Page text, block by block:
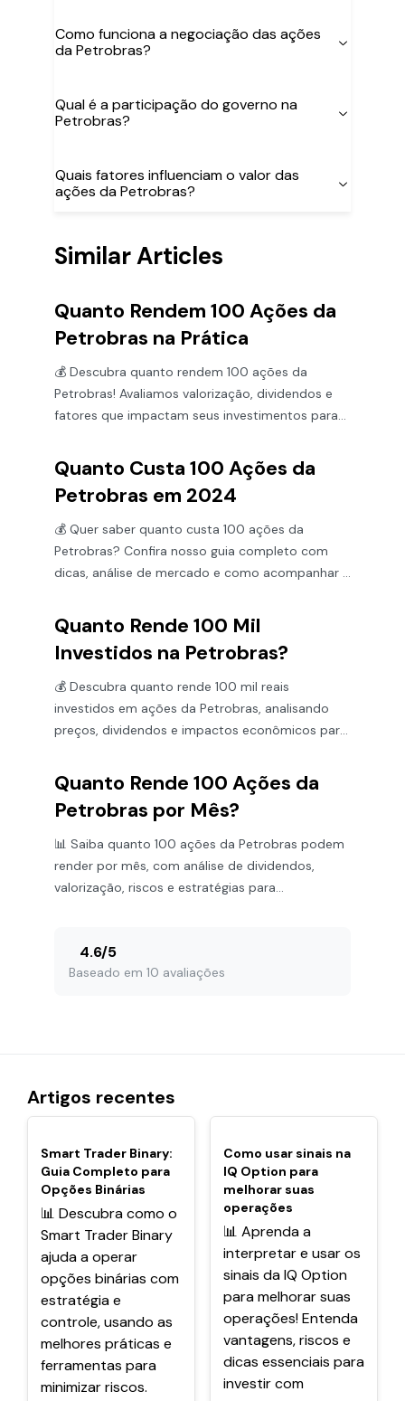
Como funciona a negociação das ações
da Petrobras?
Qual é a participação do governo na
Petrobras?
Quais fatores influenciam o valor das
ações da Petrobras?
Similar Articles
Quanto Rendem 100 Ações da
Petrobras na Prática
💰 Descubra quanto rendem 100 ações da
Petrobras! Avaliamos valorização, dividendos e
fatores que impactam seus investimentos para
Quanto Custa 100 Ações da
Petrobras em 2024
💰 Quer saber quanto custa 100 ações da
Petrobras? Confira nosso guia completo com
dicas, análise de mercado e como acompanhar o
Quanto Rende 100 Mil
Investidos na Petrobras?
💰 Descubra quanto rende 100 mil reais
investidos em ações da Petrobras, analisando
preços, dividendos e impactos econômicos para
Quanto Rende 100 Ações da
Petrobras por Mês?
📊 Saiba quanto 100 ações da Petrobras podem
render por mês, com análise de dividendos,
valorização, riscos e estratégias para
4.6/5
Baseado em 10 avaliações
Artigos recentes
POPULARES
Smart Trader Binary:
Guia Completo para
Opções Binárias
📊 Descubra como o
Smart Trader Binary
ajuda a operar
opções binárias com
estratégia e
controle, usando as
melhores práticas e
ferramentas para
minimizar riscos.
POPULARES
Como usar sinais na
IQ Option para
melhorar suas
operações
📊 Aprenda a
interpretar e usar os
sinais da IQ Option
para melhorar suas
operações! Entenda
vantagens, riscos e
dicas essenciais para
investir com